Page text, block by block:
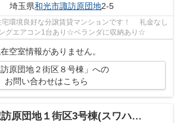
埼玉県和光市諏訪原団地2-5
宅環境良好な分譲賃貸マンションです！ 礼金なし
グエアコン1台あり☆ベランダに収納あり☆
空室情報がありません。
訪原団地２街区８号棟」への
お問い合わせはこちら
団地１街区3号棟(スワハラダンチイチガイクヨンゴウトウ)